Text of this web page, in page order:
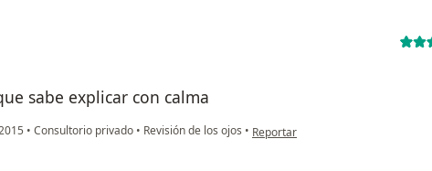
sabe explicar con calma
• Consultorio privado • Revisión de los ojos • en opinión del usuario usuario
Reportar